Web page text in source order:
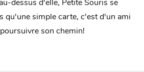
dessus d'elle, Petite Souris se
qu'une simple carte, c'est d'un ami
son chemin!